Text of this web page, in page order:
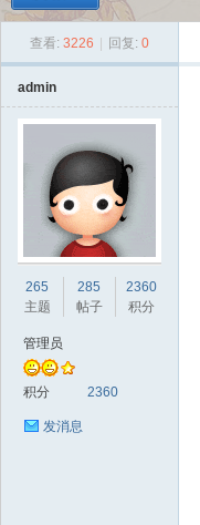
» ›
查看: 3226 回复: 0
admin
265
主题
285
帖子
2360
积分
管理员
积分 2360
发消息